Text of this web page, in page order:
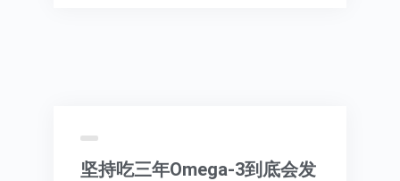
坚持吃三年Omega-3到底会发